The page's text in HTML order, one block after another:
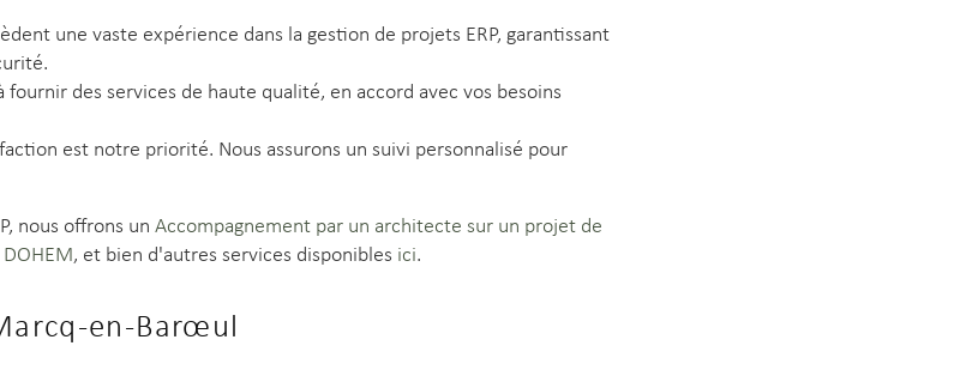
une vaste expérience dans la gestion de projets ERP, garantissant
fournir des services de haute qualité, en accord avec vos besoins
est notre priorité. Nous assurons un suivi personnalisé pour
nous offrons un Accompagnement par un architecte sur un projet de
, et bien d'autres services disponibles ici.
en-Barœul